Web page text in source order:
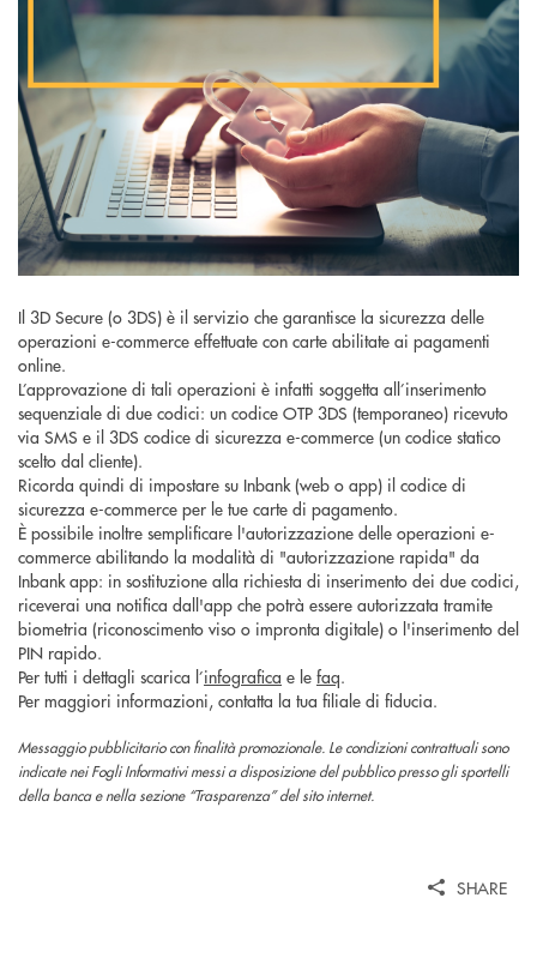
Il 3D Secure (o 3DS) è il servizio che garantisce la sicurezza delle
operazioni e-commerce effettuate con carte abilitate ai pagamenti
online.
L’approvazione di tali operazioni è infatti soggetta all’inserimento
sequenziale di due codici: un codice OTP 3DS (temporaneo) ricevuto
via SMS e il 3DS codice di sicurezza e-commerce (un codice statico
scelto dal cliente).
Ricorda quindi di impostare su Inbank (web o app) il codice di
sicurezza e-commerce per le tue carte di pagamento.
È possibile inoltre semplificare l'autorizzazione delle operazioni e-
commerce abilitando la modalità di "autorizzazione rapida" da
Inbank app: in sostituzione alla richiesta di inserimento dei due codici,
riceverai una notifica dall'app che potrà essere autorizzata tramite
biometria (riconoscimento viso o impronta digitale) o l'inserimento del
PIN rapido.
Per tutti i dettagli scarica l’infografica e le faq.
Per maggiori informazioni, contatta la tua filiale di fiducia.
Messaggio pubblicitario con finalità promozionale. Le condizioni contrattuali sono
indicate nei Fogli Informativi messi a disposizione del pubblico presso gli sportelli
della banca e nella sezione “Trasparenza” del sito internet.
SHARE